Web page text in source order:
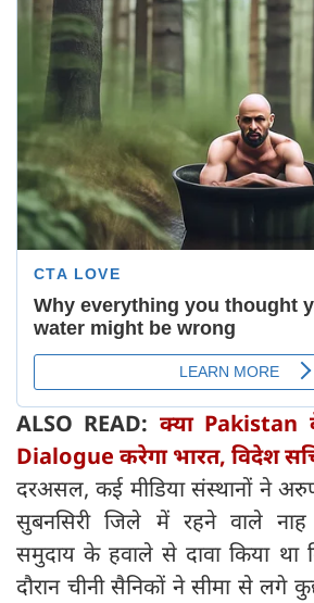
ALSO READ: क्या
Dialogue करेगा भारत, विदेश
दरअसल, कई मीडिया संस्थानों ने
सुबनसिरी जिले में रहने वाले
समुदाय के हवाले से दावा किया था
दौरान चीनी सैनिकों ने सीमा से लगे